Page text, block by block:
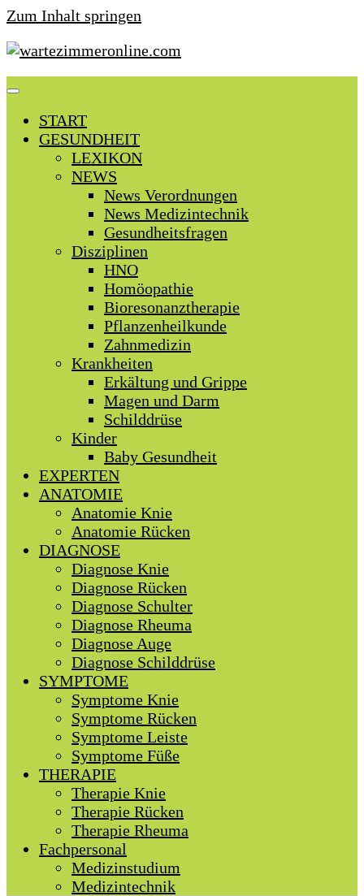
Zum Inhalt springen
START
GESUNDHEIT
LEXIKON
NEWS
News Verordnungen
News Medizintechnik
Gesundheitsfragen
Disziplinen
HNO
Homöopathie
Bioresonanztherapie
Pflanzenheilkunde
Zahnmedizin
Krankheiten
Erkältung und Grippe
Magen und Darm
Schilddrüse
Kinder
Baby Gesundheit
EXPERTEN
ANATOMIE
Anatomie Knie
Anatomie Rücken
DIAGNOSE
Diagnose Knie
Diagnose Rücken
Diagnose Schulter
Diagnose Rheuma
Diagnose Auge
Diagnose Schilddrüse
SYMPTOME
Symptome Knie
Symptome Rücken
Symptome Leiste
Symptome Füße
THERAPIE
Therapie Knie
Therapie Rücken
Therapie Rheuma
Fachpersonal
Medizinstudium
Medizintechnik